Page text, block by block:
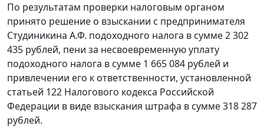
По результатам проверки налоговым органом
принято решение о взыскании с предпринимателя
Студиникина А.Ф. подоходного налога в сумме 2 302
435 рублей, пени за несвоевременную уплату
подоходного налога в сумме 1 665 084 рублей и
привлечении его к ответственности, установленной
статьей 122 Налогового кодекса Российской
Федерации в виде взыскания штрафа в сумме 318 287
рублей.